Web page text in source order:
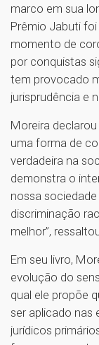
marco em sua
Prêmio Jabuti
momento de
por conquistas
tem provocado
jurisprudência e
Moreira
uma forma de
verdadeira na
demonstra o
nossa
discriminação
melhor”,
Em seu livro,
evolução do
qual ele propõe
ser aplicado nas
jurídicos